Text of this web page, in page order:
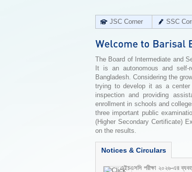
JSC Corner SSC
The Board of Intermediate and
It is an autonomous and self-
Bangladesh. Considering the
trying to develop it as a center
inspection and providing
enrollment in schools and
three important public
(Higher Secondary Certificate)
on the results.
Notices & Circulars
এইচএসসি পরীক্ষা ২০২৬-এর